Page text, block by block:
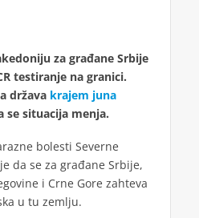
za građane Srbije
testiranje na granici.
država krajem juna
se situacija menja.
bolesti Severne
da se za građane Srbije,
i Crne Gore zahteva
u tu zemlju.